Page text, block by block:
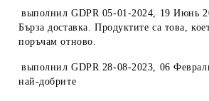
выполнилGDPR 05-01-2024, 19 Июнь
Бърза доставка. Продуктите са това,
поръчам отново.
выполнилGDPR 28-08-2023, 06
най-добрите